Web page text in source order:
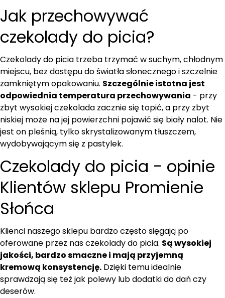
Jak przechowywać
czekolady do picia?
Czekolady do picia trzeba trzymać w suchym, chłodnym
miejscu, bez dostępu do światła słonecznego i szczelnie
zamkniętym opakowaniu. Szczególnie istotna jest
odpowiednia temperatura przechowywania - przy
zbyt wysokiej czekolada zacznie się topić, a przy zbyt
niskiej może na jej powierzchni pojawić się biały nalot. Nie
jest on pleśnią, tylko skrystalizowanym tłuszczem,
wydobywającym się z pastylek.
Czekolady do picia - opinie
Klientów sklepu Promienie
Słońca
Klienci naszego sklepu bardzo często sięgają po
oferowane przez nas czekolady do picia. Są wysokiej
jakości, bardzo smaczne i mają przyjemną
kremową konsystencję. Dzięki temu idealnie
sprawdzają się też jak polewy lub dodatki do dań czy
deserów.